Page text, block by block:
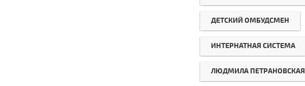
ДЕТСКИЙ ОМБУДСМЕН
ИНТЕРНАТНАЯ СИСТЕМА
ЛЮДМИЛА ПЕТРАНОВСКАЯ